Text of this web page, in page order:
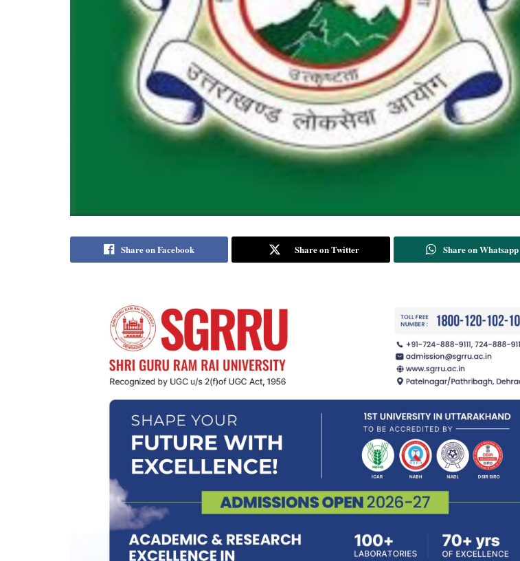
Share on Facebook Share on Twitter Share on Whatsapp